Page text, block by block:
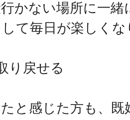
かない場所に一
て毎日が楽しくな
り戻せる
と感じた方も、